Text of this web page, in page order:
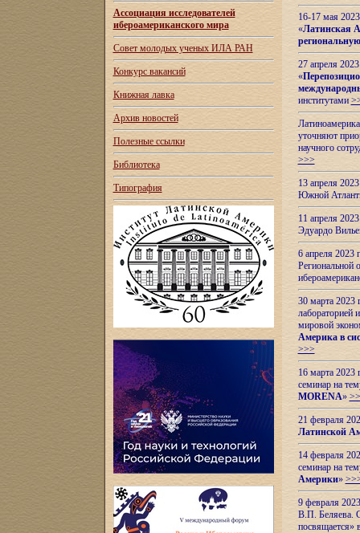
Ассоциация исследователей
ибероамериканского мира
Совет молодых ученых ИЛА РАН
Конкурс вакансий
Книжная лавка
Архив новостей
Полезные ссылки
Библиотека
Типография
16-17 мая
«Латинская
27 апреля
«
институтами
уточняют
научного
>>>
13 апреля
Южной
11 апреля
Эдуардо
6 апреля
Региональной
30 марта 2023
лабораторией
мировой
Америка в
>>>
16 марта 2023
семинар на
MORENA»
21 февраля
Латинской
14 февраля
семинар на
Америки»
9 февраля
В.П. Беляева.
посвящается»